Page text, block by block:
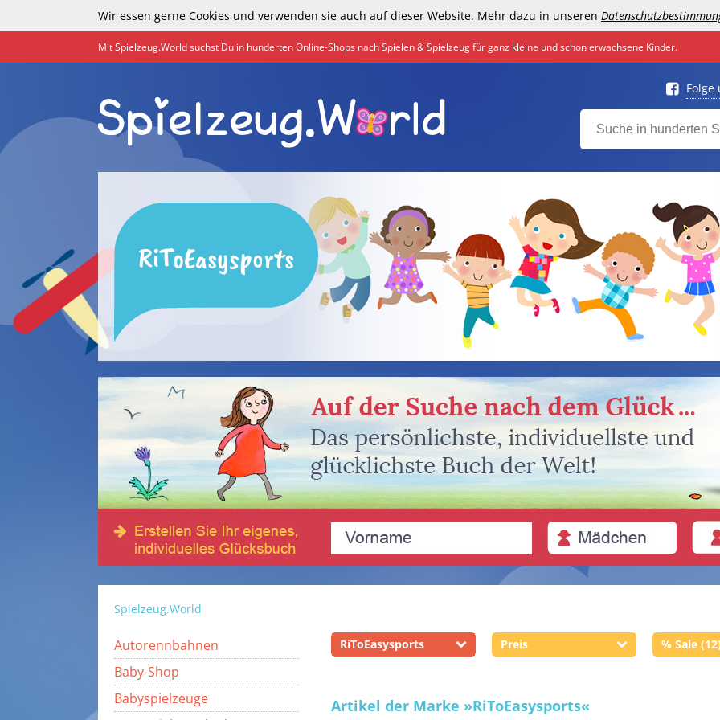
Wir essen gerne Cookies und verwenden sie auch auf dieser Website. Mehr dazu in unseren
Mit Spielzeug.World suchst Du in hunderten Online-Shops nach Spielen & Spielzeug für ganz kleine und schon erwachsene Kinder.
Folge
RiToEasysports
Spielzeug.World
Autorennbahnen
Baby-Shop
Babyspielzeuge
RiToEasysports Preis % Sale
Artikel der Marke »RiToEasysports«